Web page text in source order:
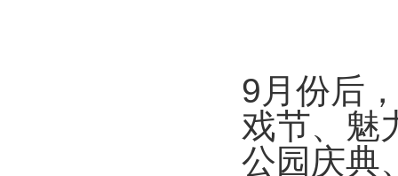
9 月份后
戏节、魅
公园庆典